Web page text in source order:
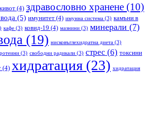
(4) здравословно хранене (10)
(5) имунитет (4) имунна система (3) камъни в
кафе (3) ковид-19 (4) мазнини (3) минерали (7)
(19) нисковъглехидратна диета (3)
(3) свободни радикали (3) стрес (6) токсини
(4) хидратация (23) хидратация